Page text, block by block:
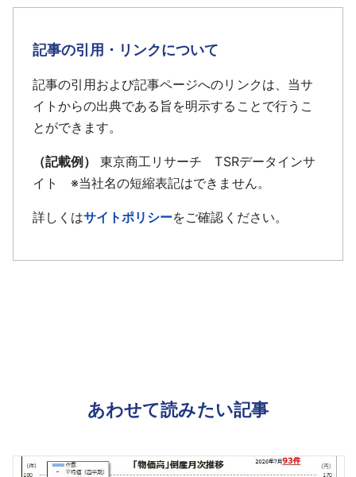
記事の引用・リンクについて
記事の引用および記事ページへのリンクは、当サ
イトからの出典である旨を明示することで行うこ
とができます。
（記載例）
東京商工リサーチ TSRデータインサ
イト ※当社名の短縮表記はできません。
詳しくはサイトポリシーをご確認ください。
あわせて読みたい記事